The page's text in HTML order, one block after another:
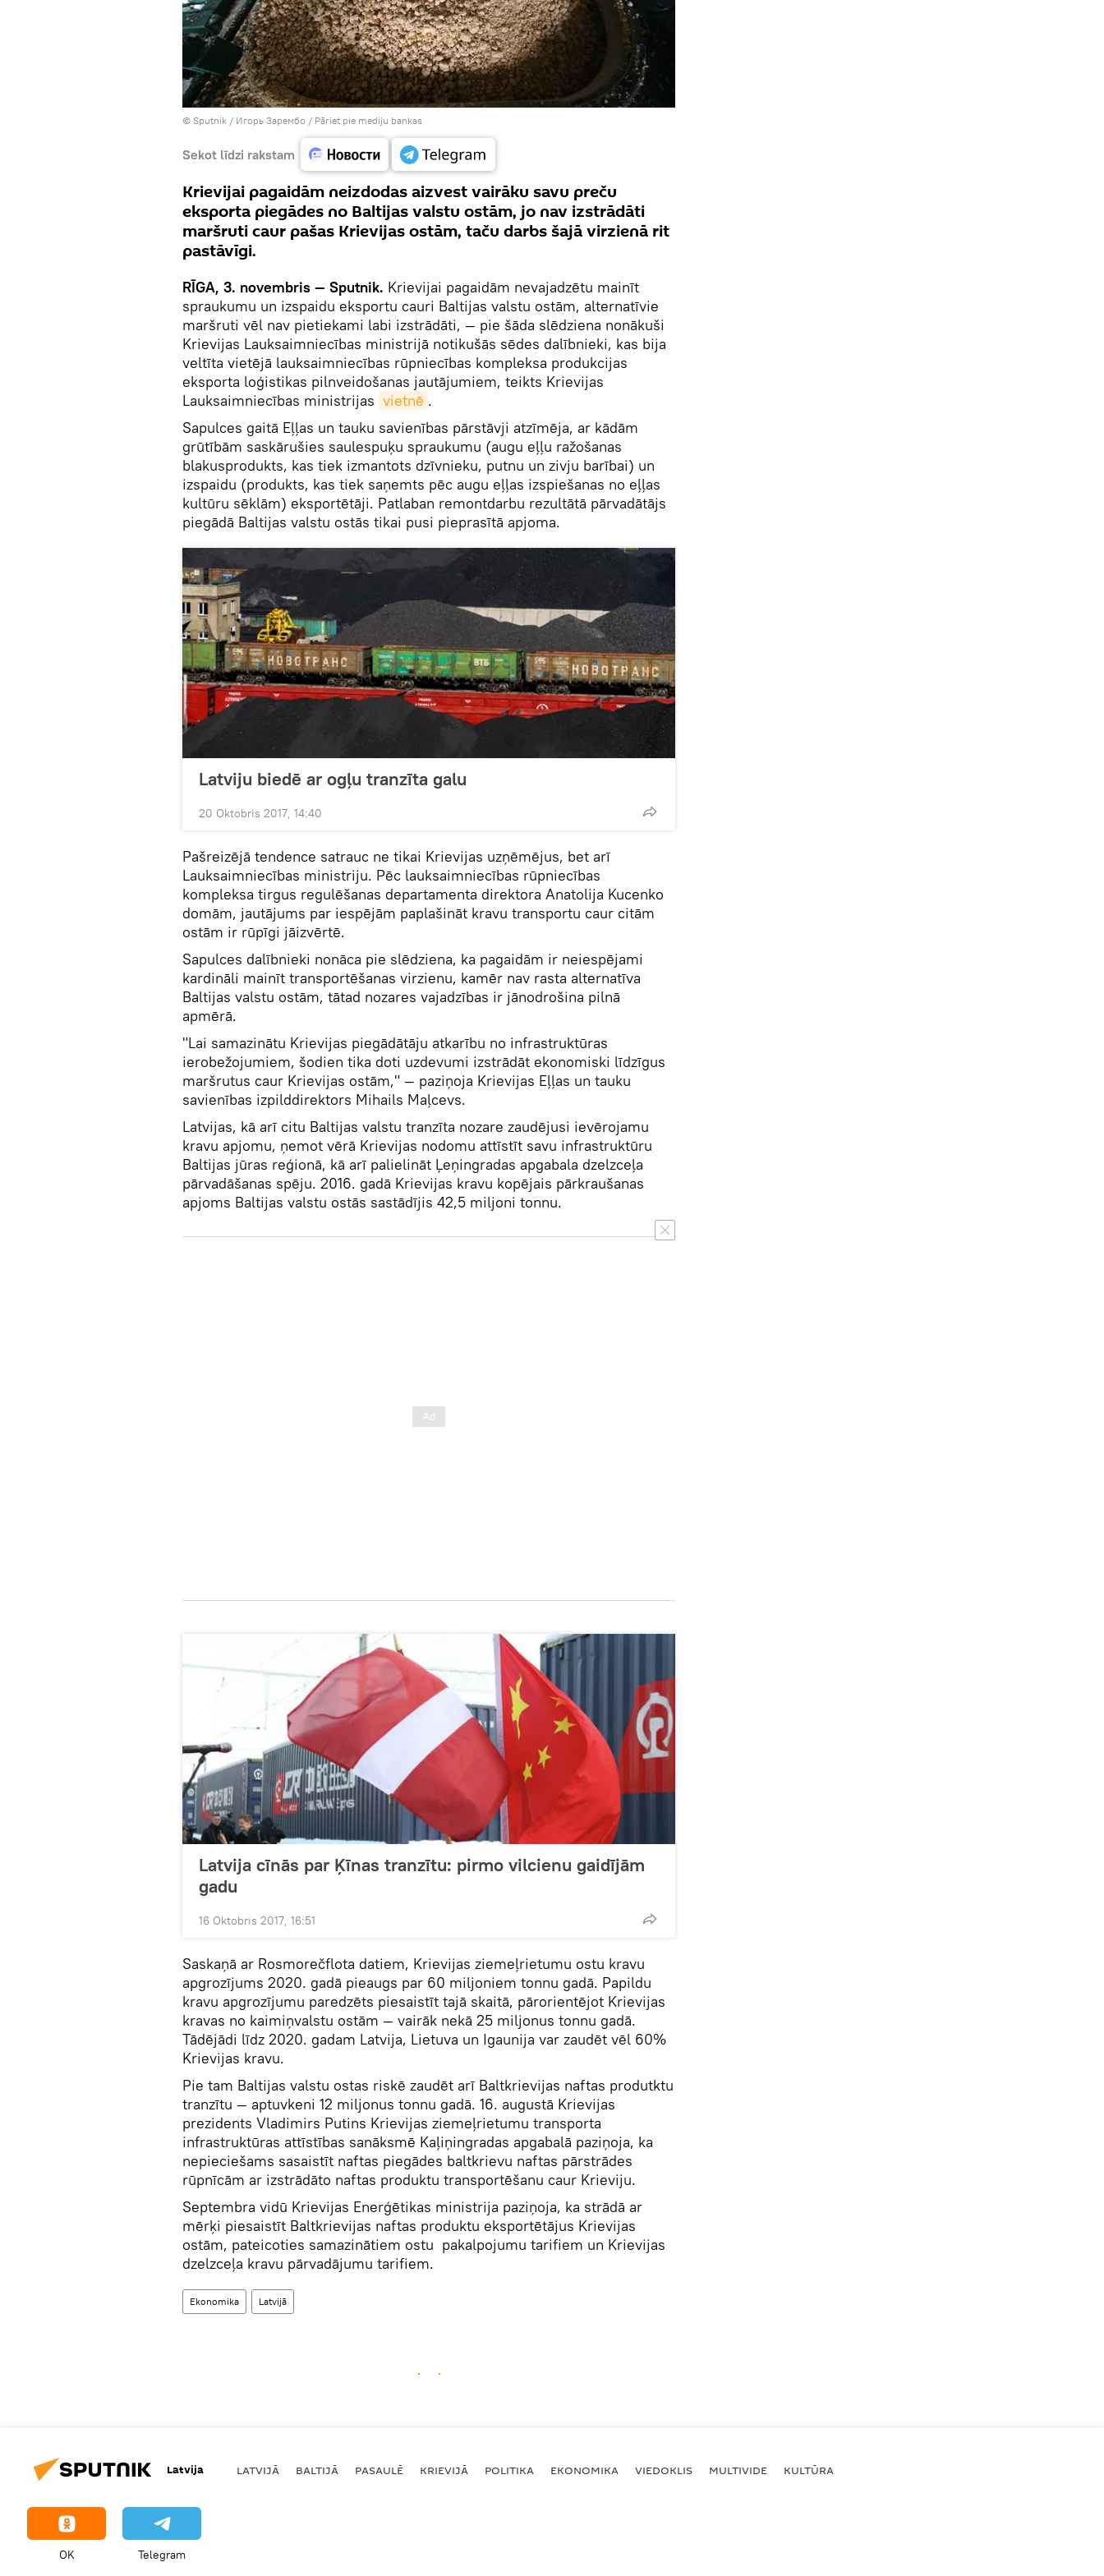
© Sputnik / Игорь Зарембо / Pāriet pie mediju bankas
Sekot līdzi rakstam
Krievijai pagaidām neizdodas aizvest vairāku savu preču
eksporta piegādes no Baltijas valstu ostām, jo nav izstrādāti
maršruti caur pašas Krievijas ostām, taču darbs šajā virzienā rit
pastāvīgi.
RĪGA, 3. novembris — Sputnik. Krievijai pagaidām nevajadzētu mainīt
spraukumu un izspaidu eksportu cauri Baltijas valstu ostām, alternatīvie
maršruti vēl nav pietiekami labi izstrādāti, — pie šāda slēdziena nonākuši
Krievijas Lauksaimniecības ministrijā notikušās sēdes dalībnieki, kas bija
veltīta vietējā lauksaimniecības rūpniecības kompleksa produkcijas
eksporta loģistikas pilnveidošanas jautājumiem, teikts Krievijas
Lauksaimniecības ministrijas vietnē .
Sapulces gaitā Eļļas un tauku savienības pārstāvji atzīmēja, ar kādām
grūtībām saskārušies saulespuķu spraukumu (augu eļļu ražošanas
blakusprodukts, kas tiek izmantots dzīvnieku, putnu un zivju barībai) un
izspaidu (produkts, kas tiek saņemts pēc augu eļļas izspiešanas no eļļas
kultūru sēklām) eksportētāji. Patlaban remontdarbu rezultātā pārvadātājs
piegādā Baltijas valstu ostās tikai pusi pieprasītā apjoma.
Latviju biedē ar ogļu tranzīta galu
20 Oktobris 2017, 14:40
Pašreizējā tendence satrauc ne tikai Krievijas uzņēmējus, bet arī
Lauksaimniecības ministriju. Pēc lauksaimniecības rūpniecības
kompleksa tirgus regulēšanas departamenta direktora Anatolija Kucenko
domām, jautājums par iespējām paplašināt kravu transportu caur citām
ostām ir rūpīgi jāizvērtē.
Sapulces dalībnieki nonāca pie slēdziena, ka pagaidām ir neiespējami
kardināli mainīt transportēšanas virzienu, kamēr nav rasta alternatīva
Baltijas valstu ostām, tātad nozares vajadzības ir jānodrošina pilnā
apmērā.
"Lai samazinātu Krievijas piegādātāju atkarību no infrastruktūras
ierobežojumiem, šodien tika doti uzdevumi izstrādāt ekonomiski līdzīgus
maršrutus caur Krievijas ostām," — paziņoja Krievijas Eļļas un tauku
savienības izpilddirektors Mihails Maļcevs.
Latvijas, kā arī citu Baltijas valstu tranzīta nozare zaudējusi ievērojamu
kravu apjomu, ņemot vērā Krievijas nodomu attīstīt savu infrastruktūru
Baltijas jūras reģionā, kā arī palielināt Ļeņingradas apgabala dzelzceļa
pārvadāšanas spēju. 2016. gadā Krievijas kravu kopējais pārkraušanas
apjoms Baltijas valstu ostās sastādījis 42,5 miljoni tonnu.
Latvija cīnās par Ķīnas tranzītu: pirmo vilcienu gaidījām
gadu
16 Oktobris 2017, 16:51
Saskaņā ar Rosmorečflota datiem, Krievijas ziemeļrietumu ostu kravu
apgrozījums 2020. gadā pieaugs par 60 miljoniem tonnu gadā. Papildu
kravu apgrozījumu paredzēts piesaistīt tajā skaitā, pārorientējot Krievijas
kravas no kaimiņvalstu ostām — vairāk nekā 25 miljonus tonnu gadā.
Tādējādi līdz 2020. gadam Latvija, Lietuva un Igaunija var zaudēt vēl 60%
Krievijas kravu.
Pie tam Baltijas valstu ostas riskē zaudēt arī Baltkrievijas naftas produtktu
tranzītu — aptuvkeni 12 miljonus tonnu gadā. 16. augustā Krievijas
prezidents Vladimirs Putins Krievijas ziemeļrietumu transporta
infrastruktūras attīstības sanāksmē Kaļiņingradas apgabalā paziņoja, ka
nepieciešams sasaistīt naftas piegādes baltkrievu naftas pārstrādes
rūpnīcām ar izstrādāto naftas produktu transportēšanu caur Krieviju.
Septembra vidū Krievijas Enerģētikas ministrija paziņoja, ka strādā ar
mērķi piesaistīt Baltkrievijas naftas produktu eksportētājus Krievijas
ostām, pateicoties samazinātiem ostu pakalpojumu tarifiem un Krievijas
dzelzceļa kravu pārvadājumu tarifiem.
Ekonomika Latvijā
Latvija LATVIJĀ BALTIJĀ PASAULĒ KRIEVIJĀ POLITIKA EKONOMIKA VIEDOKLIS MULTIVIDE KULTŪRA
OK Telegram